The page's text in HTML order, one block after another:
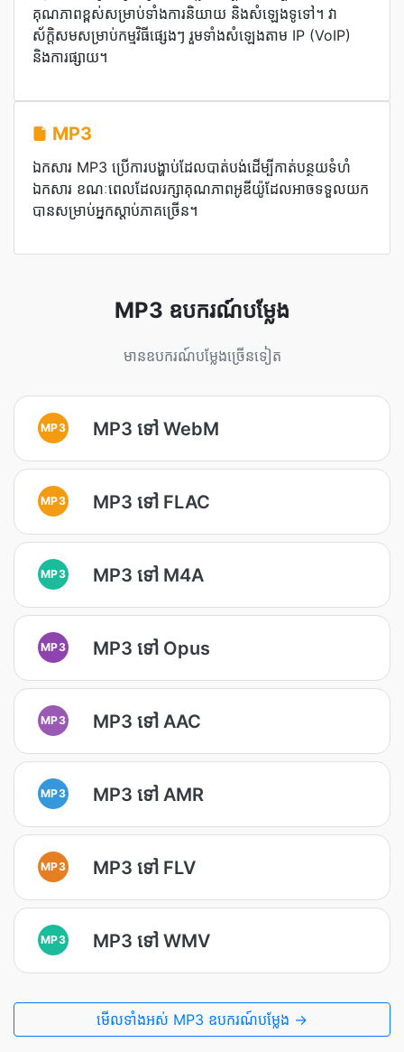
គុណភាពខ្ពស់សម្រាប់ទាំងការនិយាយ និងសំឡេងទូទៅ។ វា​
ស័ក្តិសម​សម្រាប់​កម្មវិធី​ផ្សេងៗ រួម​ទាំង​សំឡេង​តាម IP (VoIP)
និង​ការ​ផ្សាយ។
MP3
ឯកសារ MP3 ប្រើការបង្ហាប់ដែលបាត់បង់ដើម្បីកាត់បន្ថយទំហំ
ឯកសារ ខណៈពេលដែលរក្សាគុណភាពអូឌីយ៉ូដែលអាចទទួលយក
បានសម្រាប់អ្នកស្តាប់ភាគច្រើន។
MP3 ឧបករណ៍បម្លែង
មានឧបករណ៍បម្លែងច្រើនទៀត
MP3 MP3 ទៅ WebM
MP3 MP3 ទៅ FLAC
MP3 MP3 ទៅ M4A
MP3 MP3 ទៅ Opus
MP3 MP3 ទៅ AAC
MP3 MP3 ទៅ AMR
MP3 MP3 ទៅ FLV
MP3 MP3 ទៅ WMV
មើល​ទាំងអស់ MP3 ឧបករណ៍បម្លែង →